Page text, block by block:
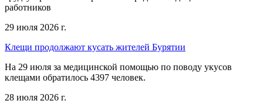
работников
29 июля 2026 г.
Клещи продолжают кусать жителей Бурятии
На 29 июля за медицинской помощью по поводу укусов
клещами обратилось 4397 человек.
28 июля 2026 г.